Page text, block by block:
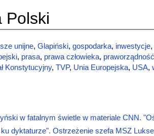
Polski
unijne, Glapiński, gospodarka, inwestycje,
, prasa, prawa człowieka, praworządność
Konstytucyjny, TVP, Unia Europejska, USA,
w fatalnym świetle w materiale CNN.
dyktaturze". Ostrzeżenie szefa MSZ